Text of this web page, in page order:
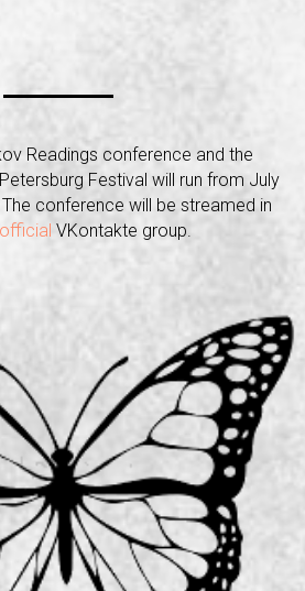
Readings conference and the
Festival will run from July
conference will be streamed in
VKontakte group.